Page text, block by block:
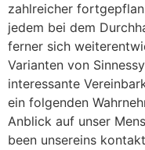
zahlreicher
jedem bei dem
ferner sich
Varianten von
interessante
ein folgenden
Anblick auf unser
been unsereins